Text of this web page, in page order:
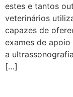
estes e tantos
veterinários
capazes de
exames de
a
[…]